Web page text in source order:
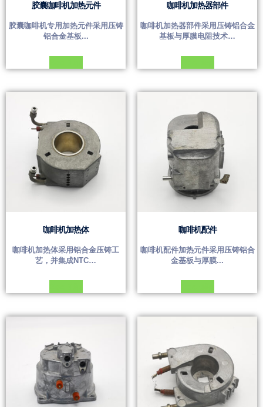
胶囊咖啡机加热元件
胶囊咖啡机专用加热元件采用压铸
铝合金基板...
咖啡机加热器部件
咖啡机加热器部件采用压铸铝合金
基板与厚膜电阻技术…
咖啡机加热体
咖啡机加热体采用铝合金压铸工
艺，并集成NTC…
咖啡机配件
咖啡机配件加热元件采用压铸铝合
金基板与厚膜...